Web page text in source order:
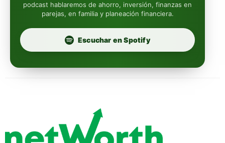
Profuturo
podcast hablaremos de ahorro, inversión, finanzas en
parejas, en familia y planeación financiera.
Escuchar en Spotify